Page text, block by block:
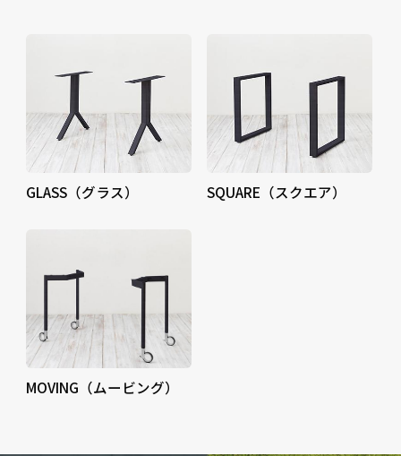
GLASS（グラス） SQUARE（スクエア）
MOVING（ムービング）